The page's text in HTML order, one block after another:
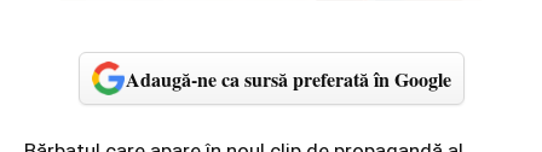
Adaugă-ne ca sursă preferată în Google